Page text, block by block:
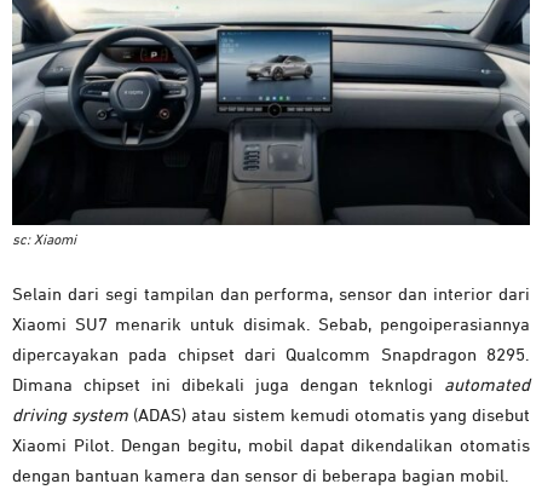
sc: Xiaomi
Selain dari segi tampilan dan performa, sensor dan interior dari
Xiaomi SU7 menarik untuk disimak. Sebab, pengoiperasiannya
dipercayakan pada chipset dari Qualcomm Snapdragon 8295.
Dimana chipset ini dibekali juga dengan teknlogi automated
driving system (ADAS) atau sistem kemudi otomatis yang disebut
Xiaomi Pilot. Dengan begitu, mobil dapat dikendalikan otomatis
dengan bantuan kamera dan sensor di beberapa bagian mobil.